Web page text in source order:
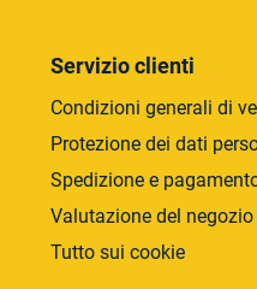
Servizio clienti
Condizioni generali di
Protezione dei dati
Spedizione e
Valutazione del negozio
Tutto sui cookie